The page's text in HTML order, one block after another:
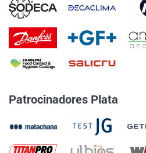
Patrocinadores Plata